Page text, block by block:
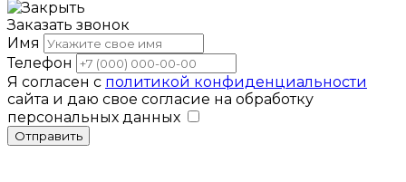
Заказать звонок
Имя
Телефон
Я согласен с политикой конфиденциальности
сайта и даю свое согласие на обработку
персональных данных
Отправить